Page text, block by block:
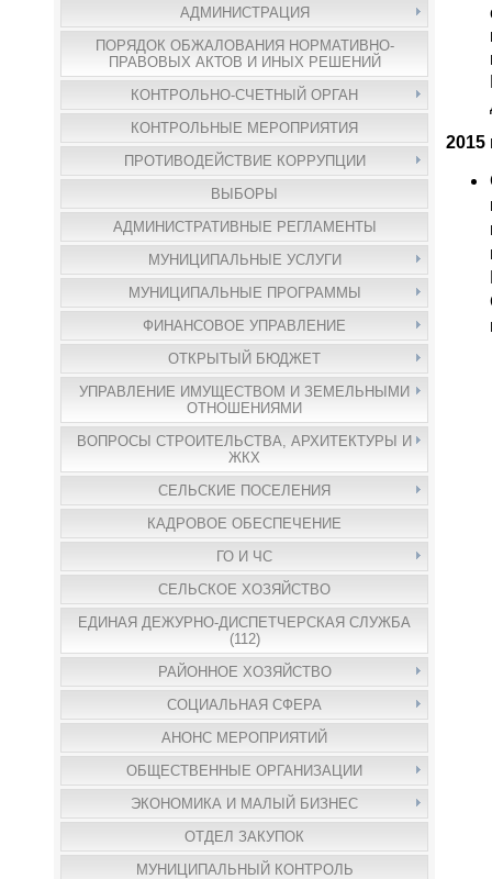
АДМИНИСТРАЦИЯ
ПОРЯДОК ОБЖАЛОВАНИЯ НОРМАТИВНО-
ПРАВОВЫХ АКТОВ И ИНЫХ РЕШЕНИЙ
КОНТРОЛЬНО-СЧЕТНЫЙ ОРГАН
КОНТРОЛЬНЫЕ МЕРОПРИЯТИЯ
ПРОТИВОДЕЙСТВИЕ КОРРУПЦИИ
ВЫБОРЫ
АДМИНИСТРАТИВНЫЕ РЕГЛАМЕНТЫ
МУНИЦИПАЛЬНЫЕ УСЛУГИ
МУНИЦИПАЛЬНЫЕ ПРОГРАММЫ
ФИНАНСОВОЕ УПРАВЛЕНИЕ
ОТКРЫТЫЙ БЮДЖЕТ
УПРАВЛЕНИЕ ИМУЩЕСТВОМ И ЗЕМЕЛЬНЫМИ
ОТНОШЕНИЯМИ
ВОПРОСЫ СТРОИТЕЛЬСТВА, АРХИТЕКТУРЫ И
ЖКХ
СЕЛЬСКИЕ ПОСЕЛЕНИЯ
КАДРОВОЕ ОБЕСПЕЧЕНИЕ
ГО И ЧС
СЕЛЬСКОЕ ХОЗЯЙСТВО
ЕДИНАЯ ДЕЖУРНО-ДИСПЕТЧЕРСКАЯ СЛУЖБА
(112)
РАЙОННОЕ ХОЗЯЙСТВО
СОЦИАЛЬНАЯ СФЕРА
АНОНС МЕРОПРИЯТИЙ
ОБЩЕСТВЕННЫЕ ОРГАНИЗАЦИИ
ЭКОНОМИКА И МАЛЫЙ БИЗНЕС
ОТДЕЛ ЗАКУПОК
МУНИЦИПАЛЬНЫЙ КОНТРОЛЬ
2015